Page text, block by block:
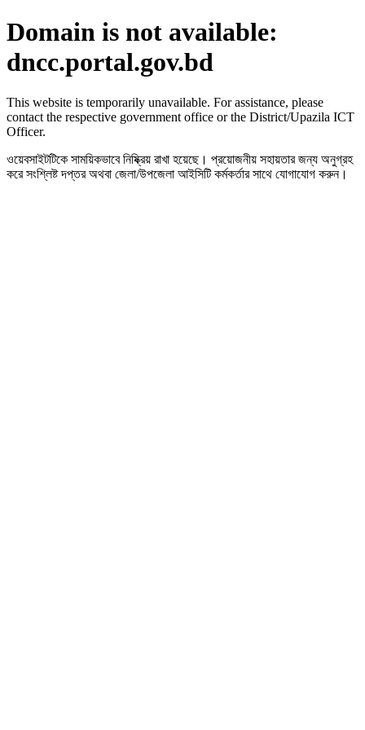
Domain is not available:
dncc.portal.gov.bd
This website is temporarily unavailable. For assistance, please
contact the respective government office or the District/Upazila ICT
Officer.
ওয়েবসাইটটিকে সাময়িকভাবে নিষ্ক্রিয় রাখা হয়েছে। প্রয়োজনীয় সহায়তার জন্য অনুগ্রহ
করে সংশ্লিষ্ট দপ্তর অথবা জেলা/উপজেলা আইসিটি কর্মকর্তার সাথে যোগাযোগ করুন।